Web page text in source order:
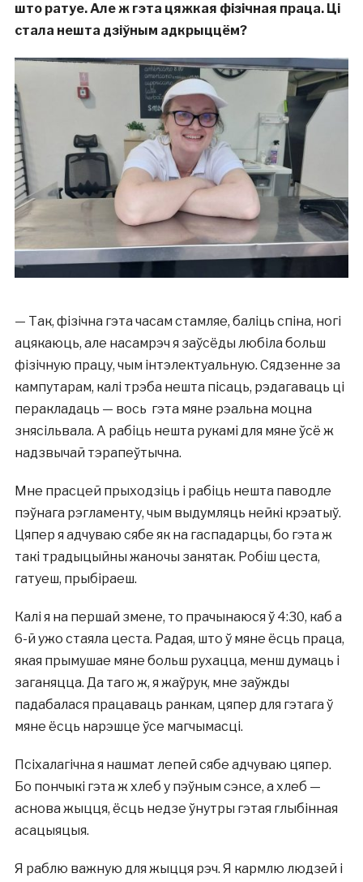
што ратуе. Але ж гэта цяжкая фізічная праца. Ці
стала нешта дзіўным адкрыццём?
— Так, фізічна гэта часам стамляе, баліць спіна, ногі
ацякаюць, але насамрэч я заўсёды любіла больш
фізічную працу, чым інтэлектуальную. Сядзенне за
кампутарам, калі трэба нешта пісаць, рэдагаваць ці
перакладаць — вось гэта мяне рэальна моцна
знясільвала. А рабіць нешта рукамі для мяне ўсё ж
надзвычай тэрапеўтычна.
Мне прасцей прыходзіць і рабіць нешта паводле
пэўнага рэгламенту, чым выдумляць нейкі крэатыў.
Цяпер я адчуваю сябе як на гаспадарцы, бо гэта ж
такі традыцыйны жаночы занятак. Робіш цеста,
гатуеш, прыбіраеш.
Калі я на першай змене, то прачынаюся ў 4:30, каб а
6-й ужо стаяла цеста. Радая, што ў мяне ёсць праца,
якая прымушае мяне больш рухацца, менш думаць і
заганяцца. Да таго ж, я жаўрук, мне заўжды
падабалася працаваць ранкам, цяпер для гэтага ў
мяне ёсць нарэшце ўсе магчымасці.
Псіхалагічна я нашмат лепей сябе адчуваю цяпер.
Бо пончыкі гэта ж хлеб у пэўным сэнсе, а хлеб —
аснова жыцця, ёсць недзе ўнутры гэтая глыбінная
асацыяцыя.
Я раблю важную для жыцця рэч. Я кармлю людзей і